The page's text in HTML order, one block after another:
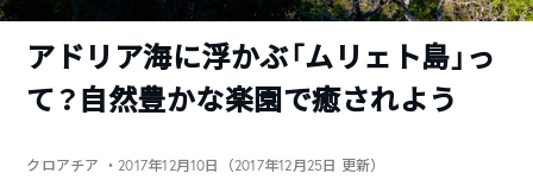
アドリア海に浮かぶ「ムリェト島」っ
て？自然豊かな楽園で癒されよう
クロアチア ・2017年12月10日（2017年12月25日 更新）